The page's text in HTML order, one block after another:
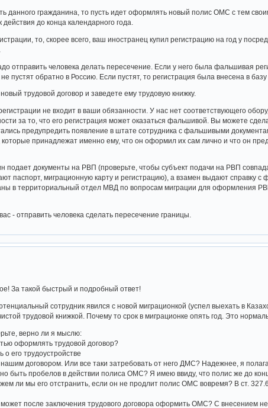
данного гражданина, то пусть идет оформлять новый полис ОМС с тем
до конца календарного года.
то, скорее всего, ваш иностранец купил регистрацию на год у
отправить человека делать пересечение. Если у него была фальшивая
пустят обратно в Россию. Если пустят, то регистрация была внесена в базу
трудовой договор и заведете ему трудовую книжку.
не входит в ваши обязанности. У нас нет соответствующего
за то, что его регистрация может оказаться фальшивой. Вы можете
предупредить появление в штате сотрудника с фальшивыми
принадлежат именно ему, что он оформил их сам лично и что он
подает документы на РВП (проверьте, чтобы субъект подачи на РВП
паспорт, миграционную карту и регистрацию), а взамен выдают справку
в территориальный отдел МВД по вопросам миграции для оформления
- отправить человека сделать пересечение границы.
За такой быстрый и подробный ответ!
сотрудник явился с новой миграционкой (успел выехать в
трудовой книжкой. Почему то срок в миграционке опять год. Это
верно ли я мыслю:
оформлять трудовой договор?
о его трудоустройстве
нашим договором. Или все таки затребовать от него ДМС? Надежнее, я
быть пробелов в действии полиса ОМС? Я имею ввиду, что полис же до
ли мы его отстранить, если он не продлит полис ОМС вовремя? В ст.
после заключения трудового договора оформить ОМС? С внесением